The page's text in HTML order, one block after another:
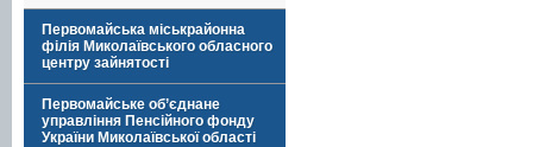
Первомайська міськрайонна
філія Миколаївського обласного
центру зайнятості
Первомайське об’єднане
управління Пенсійного фонду
України Миколаївської області